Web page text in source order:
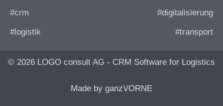
#crm #digitalisierung
#logistik #transport
© 2026 LOGO consult AG - CRM Software for Logistics
Made by ganzVORNE